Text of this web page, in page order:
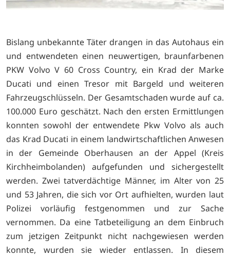
Bislang unbekannte Täter drangen in das Autohaus ein
und entwendeten einen neuwertigen, braunfarbenen
PKW Volvo V 60 Cross Country, ein Krad der Marke
Ducati und einen Tresor mit Bargeld und weiteren
Fahrzeugschlüsseln. Der Gesamtschaden wurde auf ca.
100.000 Euro geschätzt. Nach den ersten Ermittlungen
konnten sowohl der entwendete Pkw Volvo als auch
das Krad Ducati in einem landwirtschaftlichen Anwesen
in der Gemeinde Oberhausen an der Appel (Kreis
Kirchheimbolanden) aufgefunden und sichergestellt
werden. Zwei tatverdächtige Männer, im Alter von 25
und 53 Jahren, die sich vor Ort aufhielten, wurden laut
Polizei vorläufig festgenommen und zur Sache
vernommen. Da eine Tatbeteiligung an dem Einbruch
zum jetzigen Zeitpunkt nicht nachgewiesen werden
konnte, wurden sie wieder entlassen. In diesem